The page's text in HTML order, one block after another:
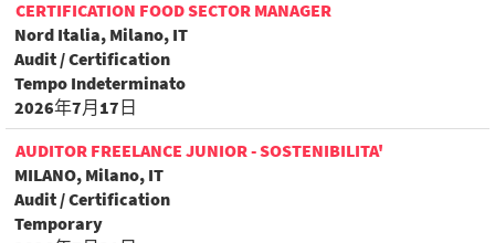
CERTIFICATION FOOD SECTOR MANAGER
Nord Italia, Milano, IT
Audit / Certification
Tempo Indeterminato
2026年7月17日
AUDITOR FREELANCE JUNIOR - SOSTENIBILITA'
MILANO, Milano, IT
Audit / Certification
Temporary